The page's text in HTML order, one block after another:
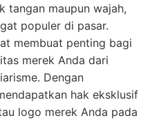
tangan maupun wajah,
populer di pasar.
membuat penting bagi
merek Anda dari
Dengan
hak eksklusif
logo merek Anda pada